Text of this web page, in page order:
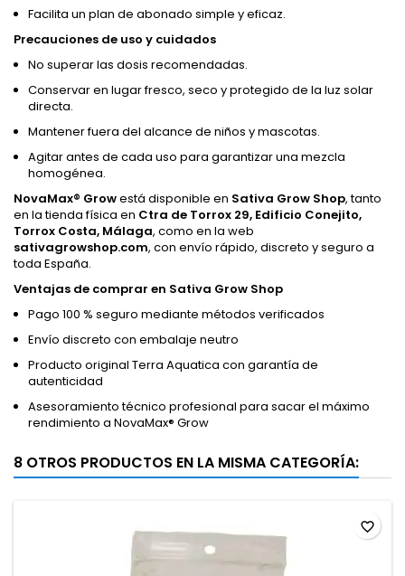
Facilita un plan de abonado simple y eficaz.
Precauciones de uso y cuidados
No superar las dosis recomendadas.
Conservar en lugar fresco, seco y protegido de la luz solar
directa.
Mantener fuera del alcance de niños y mascotas.
Agitar antes de cada uso para garantizar una mezcla
homogénea.
NovaMax® Growestá disponible en Sativa Grow Shop, tanto
en la tienda física en Ctra de Torrox 29, Edificio Conejito,
Torrox Costa, Málaga, como en la web
sativagrowshop.com, con envío rápido, discreto y seguro a
toda España.
Ventajas de comprar en Sativa Grow Shop
Pago 100 % seguro mediante métodos verificados
Envío discreto con embalaje neutro
Producto original Terra Aquatica con garantía de
autenticidad
Asesoramiento técnico profesional para sacar el máximo
rendimiento a NovaMax® Grow
8 OTROS PRODUCTOS EN LA MISMA CATEGORÍA:
favorite_border